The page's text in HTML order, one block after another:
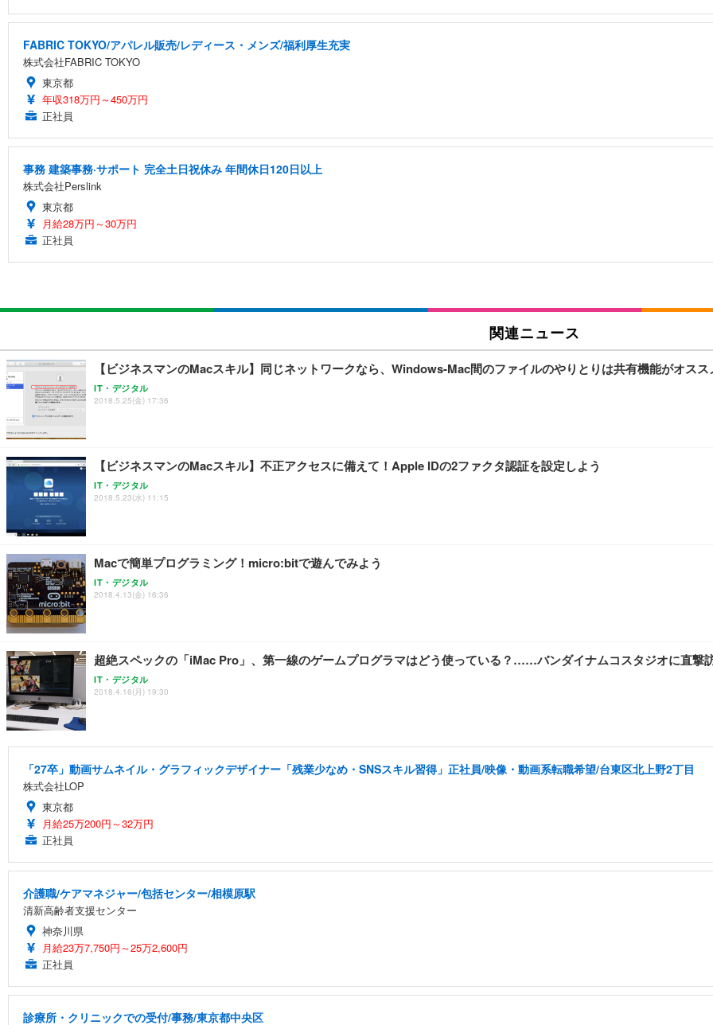
FABRIC TOKYO/アパレル販売/レディース・メンズ/福利厚生充実
株式会社FABRIC TOKYO
東京都
年収318万円～450万円
正社員
事務 建築事務·サポート 完全土日祝休み 年間休日120日以上
株式会社Perslink
東京都
月給28万円～30万円
正社員
関連ニュース
【ビジネスマンのMacスキル】同じネットワークなら、Windows-Mac間のファイルのやりとりは共有機能がオスス
IT・デジタル
2018.5.25(金) 17:36
【ビジネスマンのMacスキル】不正アクセスに備えて！Apple IDの2ファクタ認証を設定しよう
IT・デジタル
2018.5.23(水) 11:15
Macで簡単プログラミング！micro:bitで遊んでみよう
IT・デジタル
2018.4.13(金) 16:36
超絶スペックの「iMac Pro」、第一線のゲームプログラマはどう使っている？……バンダイナムコスタジオに直撃
IT・デジタル
2018.4.16(月) 19:30
「27卒」動画サムネイル・グラフィックデザイナー「残業少なめ・SNSスキル習得」正社員/映像・動画系転職希望/台東区北上野2丁目
株式会社LOP
東京都
月給25万200円～32万円
正社員
介護職/ケアマネジャー/包括センター/相模原駅
清新高齢者支援センター
神奈川県
月給23万7,750円～25万2,600円
正社員
診療所・クリニックでの受付/事務/東京都中央区